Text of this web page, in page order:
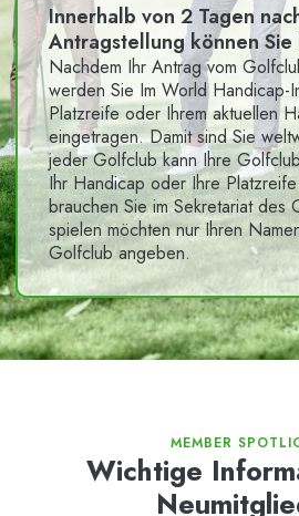
Innerhalb von 2 Tagen
Antragstellung können
Nachdem Ihr Antrag vom
werden Sie Im World Handicap-
Platzreife oder Ihrem aktuellen
eingetragen. Damit sind Sie
jeder Golfclub kann Ihre
Ihr Handicap oder Ihre
brauchen Sie im Sekretariat des
spielen möchten nur Ihren
Golfclub angeben.
MEMBER
Wichtige